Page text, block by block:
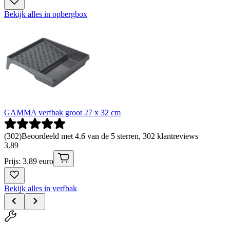
Bekijk alles in opbergbox
GAMMA verfbak groot 27 x 32 cm
(302)Beoordeeld met 4.6 van de 5 sterren, 302 klantreviews
3.89
Prijs: 3.89 euro
Bekijk alles in verfbak